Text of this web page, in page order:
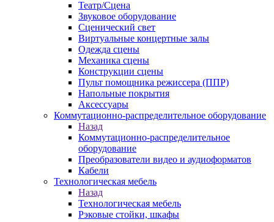
Театр/Сцена
Звуковое оборудование
Сценический свет
Виртуальные концертные залы
Одежда сцены
Механика сцены
Конструкции сцены
Пульт помощника режиссера (ППР)
Напольные покрытия
Аксессуары
Коммутационно-распределительное оборудование
Назад
Коммутационно-распределительное
оборудование
Преобразователи видео и аудиоформатов
Кабели
Технологическая мебель
Назад
Технологическая мебель
Рэковые стойки, шкафы